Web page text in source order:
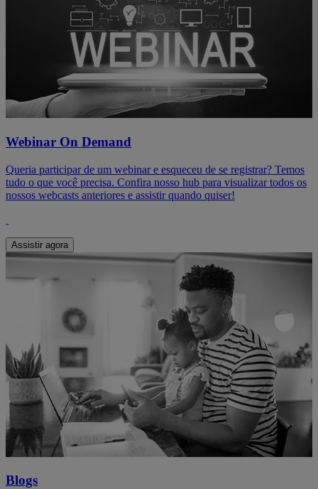
Webinar On Demand
Queria participar de um webinar e esqueceu de se registrar? Temos
tudo o que você precisa. Confira nosso hub para visualizar todos os
nossos webcasts anteriores e assistir quando quiser!
Assistir agora
Blogs